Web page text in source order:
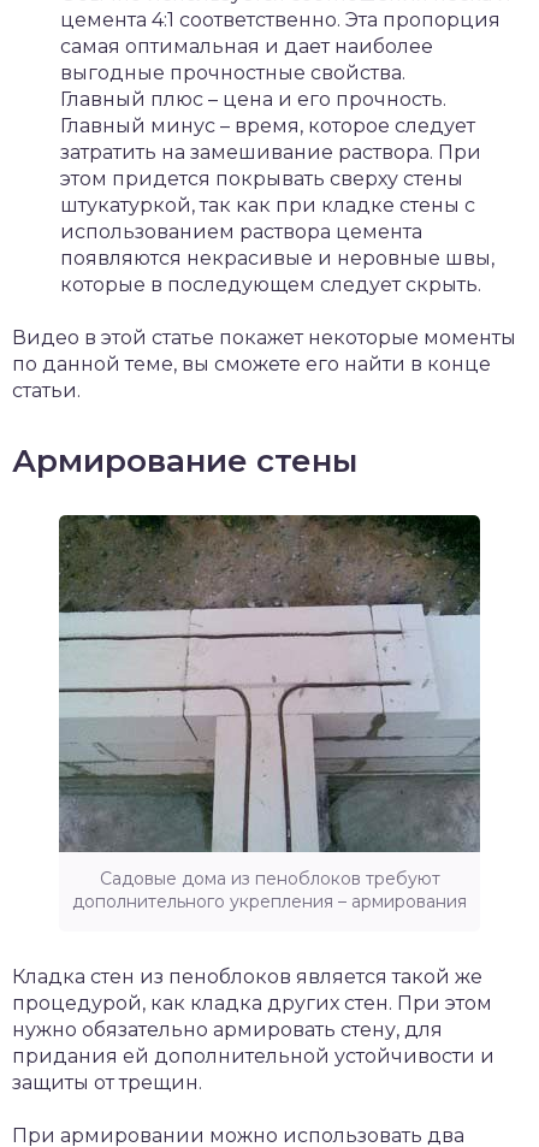
цемента 4:1 соответственно. Эта пропорция
самая оптимальная и дает наиболее
выгодные прочностные свойства.
Главный плюс – цена и его прочность.
Главный минус – время, которое следует
затратить на замешивание раствора. При
этом придется покрывать сверху стены
штукатуркой, так как при кладке стены с
использованием раствора цемента
появляются некрасивые и неровные швы,
которые в последующем следует скрыть.
Видео в этой статье покажет некоторые моменты
по данной теме, вы сможете его найти в конце
статьи.
Армирование стены
Садовые дома из пеноблоков требуют
дополнительного укрепления – армирования
Кладка стен из пеноблоков является такой же
процедурой, как кладка других стен. При этом
нужно обязательно армировать стену, для
придания ей дополнительной устойчивости и
защиты от трещин.
При армировании можно использовать два